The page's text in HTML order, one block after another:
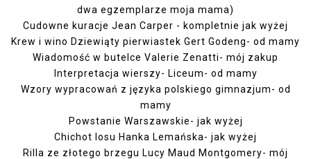
dwa egzemplarze moja mama)
Cudowne kuracje Jean Carper - kompletnie jak wyżej
Krew i wino Dziewiąty pierwiastek Gert Godeng- od mamy
Wiadomość w butelce Valerie Zenatti- mój zakup
Interpretacja wierszy- Liceum- od mamy
Wzory wypracowań z języka polskiego gimnazjum- od
mamy
Powstanie Warszawskie- jak wyżej
Chichot losu Hanka Lemańska- jak wyżej
Rilla ze złotego brzegu Lucy Maud Montgomery- mój